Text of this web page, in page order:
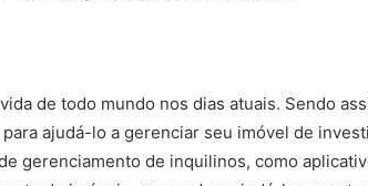
de todo mundo nos dias atuais. Sendo
ajudá-lo a gerenciar seu imóvel de
gerenciamento de inquilinos, como